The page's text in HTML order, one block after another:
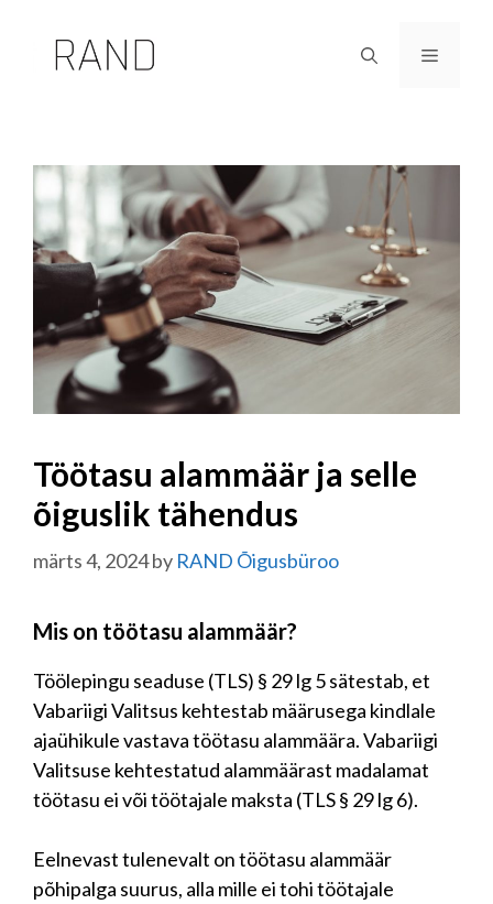
content
Menu
Töötasu alammäär ja selle
õiguslik tähendus
märts 4, 2024by RAND Õigusbüroo
Mis on töötasu alammäär?
Töölepingu seaduse (TLS) § 29 lg 5 sätestab, et
Vabariigi Valitsus kehtestab määrusega kindlale
ajaühikule vastava töötasu alammäära. Vabariigi
Valitsuse kehtestatud alammäärast madalamat
töötasu ei või töötajale maksta (TLS § 29 lg 6).
Eelnevast tulenevalt on töötasu alammäär
põhipalga suurus, alla mille ei tohi töötajale